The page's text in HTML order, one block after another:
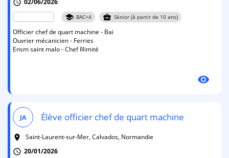
schedule
school BAC+4 business_center Sénior (à partir de 10 ans)
Officier chef de quart machine - Bai
Ouvrier mécanicien - Ferries
Ensm saint malo - Chef Illimité
visibility
JA Élève officier chef de quart machine
room
Saint-Laurent-sur-Mer, Calvados, Normandie
schedule 20/01/2026